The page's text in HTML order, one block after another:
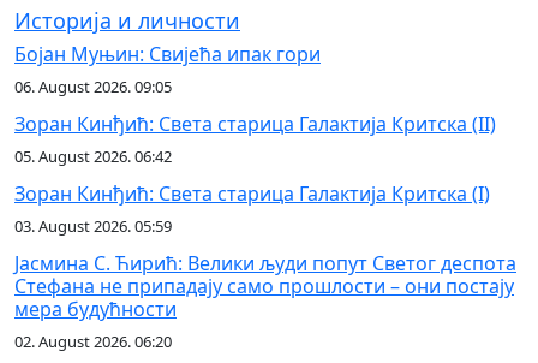
Историја и личности
Бојан Муњин: Свијећа ипак гори
06. August 2026. 09:05
Зоран Кинђић: Света старица Галактија Критска (II)
05. August 2026. 06:42
Зоран Кинђић: Света старица Галактија Критска (I)
03. August 2026. 05:59
Јасмина С. Ћирић: Велики људи попут Светог деспота
Стефана не припадају само прошлости – они постају
мера будућности
02. August 2026. 06:20